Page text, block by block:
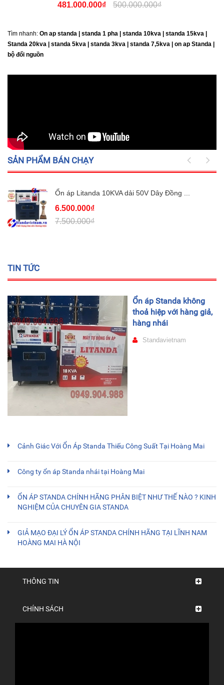
481.000.000₫ 500.000.000₫
Tìm nhanh: On ap standa | standa 1 pha | standa 10kva | standa 15kva |
Standa 20kva |
standa 5kva | standa 3kva | standa 7,5kva | on ap Standa |
bộ đổi nguồn
SẢN PHẨM BÁN CHẠY
Ổn áp Litanda 10KVA dải 50V Dây Đồng ...
6.500.000₫
7.500.000₫
TIN TỨC
Ổn áp Standa không
thoả hiệp với hàng giả,
hàng nhái
Standavietnam
Cảnh Giác Với Ổn Áp Standa Thiếu Công Suất Tại Hoàng Mai
Công ty ổn áp Standa nhái tại Hoàng Mai
ỔN ÁP STANDA CHÍNH HÃNG PHÂN BIỆT NHƯ THẾ NÀO ? KINH
NGHIỆM CỦA CHUYÊN GIA STANDA
GIẢ MẠO ĐẠI LÝ ỔN ÁP STANDA CHÍNH HÃNG TẠI LĨNH NAM
HOÀNG MAI HÀ NỘI
THÔNG TIN
CHÍNH SÁCH